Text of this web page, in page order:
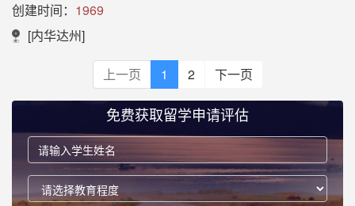
创建时间： 1969
[内华达州]
上一页 1 2 下一页
免费获取留学申请评估